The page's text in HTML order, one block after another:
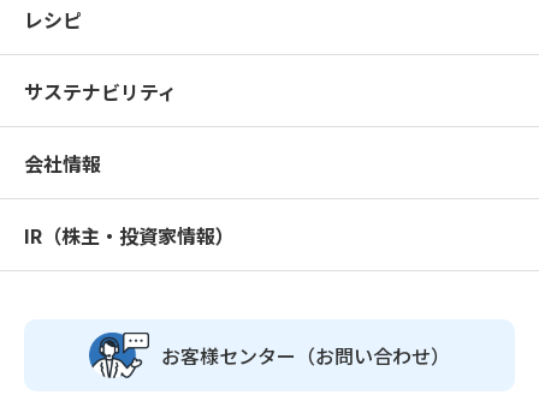
レシピ
サステナビリティ
会社情報
IR（株主・投資家情報）
お客様センター （お問い合わせ）